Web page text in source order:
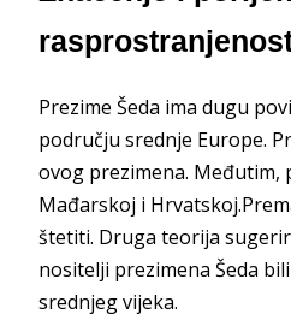
Prezime Šeda ima dugu
području srednje Europe.
ovog prezimena. Međutim,
Mađarskoj i
štetiti. Druga teorija
nositelji prezimena Šeda
srednjeg vijeka.